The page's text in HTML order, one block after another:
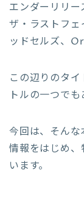
エンダーリリー
ザ・ラストフ
ッドセルズ、
この辺りのタ
トルの一つでも
今回は、そん
情報をはじめ、
います。